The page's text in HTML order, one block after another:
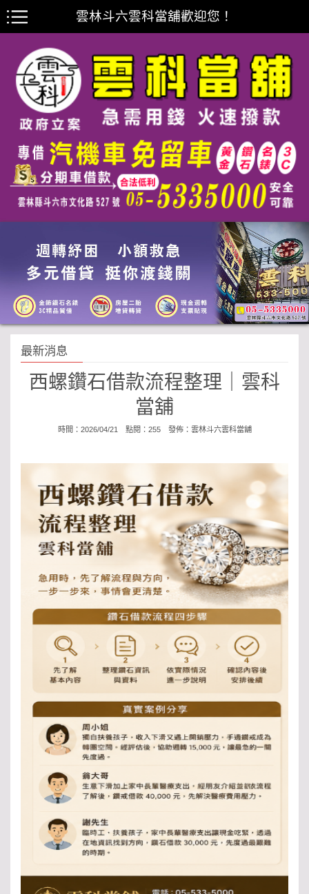
雲林斗六雲科當舖歡迎您！
最新消息
西螺鑽石借款流程整理｜雲科
當舖
時間：2026/04/21 點閱：255 發佈： 雲林斗六雲科當舖